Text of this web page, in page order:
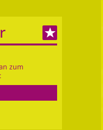
zum